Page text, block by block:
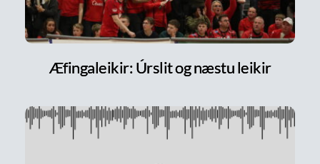
Æfingaleikir: Úrslit og næstu leikir